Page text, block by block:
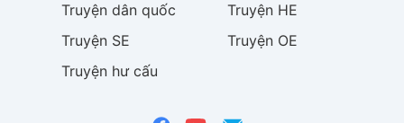
Truyện dân quốc Truyện HE
Truyện SE Truyện OE
Truyện hư cấu